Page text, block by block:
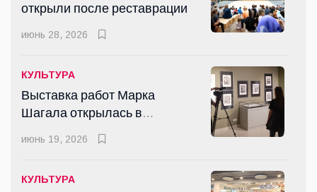
СПОРТ
Жители Люберецкого округа
янв 26, 2026
СПОРТ
Журнал рассказал
духовному развитию
июнь 17, 2026
открыли после реставрации
июнь 28, 2026
КУЛЬТУРА
Выставка работ Марка
Шагала открылась в
июнь 19, 2026
КУЛЬТУРА